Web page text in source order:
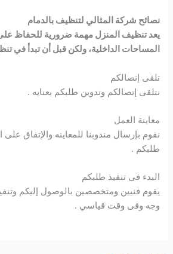
نصائح شركة المثالي لتنظيف بالدمام
يعد تنظيف المنزل مهمة ضرورية للحفاظ
المساحات الداخلية، ولكن قبل أن تبدأ في
تلقى إتصالكم
نتلقى إتصالكم وتدوين طلبكم بعنايه .
معاينة العمل
نقوم بإرسال مندوبنا للمعاينه والإتفاق
طلبكم .
البدء فى تنفيذ طلبكم
يقوم فنيين ومتخصصين بالوصول إليكم
وجه وفى وقت قياسي .